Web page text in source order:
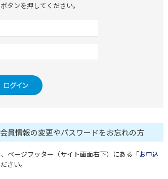
タンを押してください。
員情報の変更やパスワードをお忘れの方
ページフッター（サイト画面右下）にある「お申込
さい。